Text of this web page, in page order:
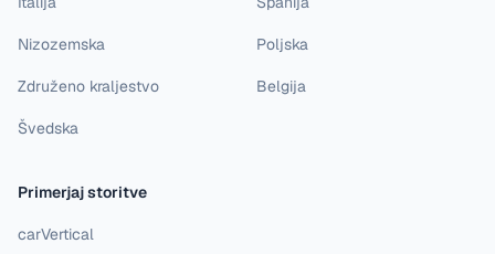
Nizozemska Poljska
Združeno kraljestvo Belgija
Švedska
Primerjaj storitve
carVertical